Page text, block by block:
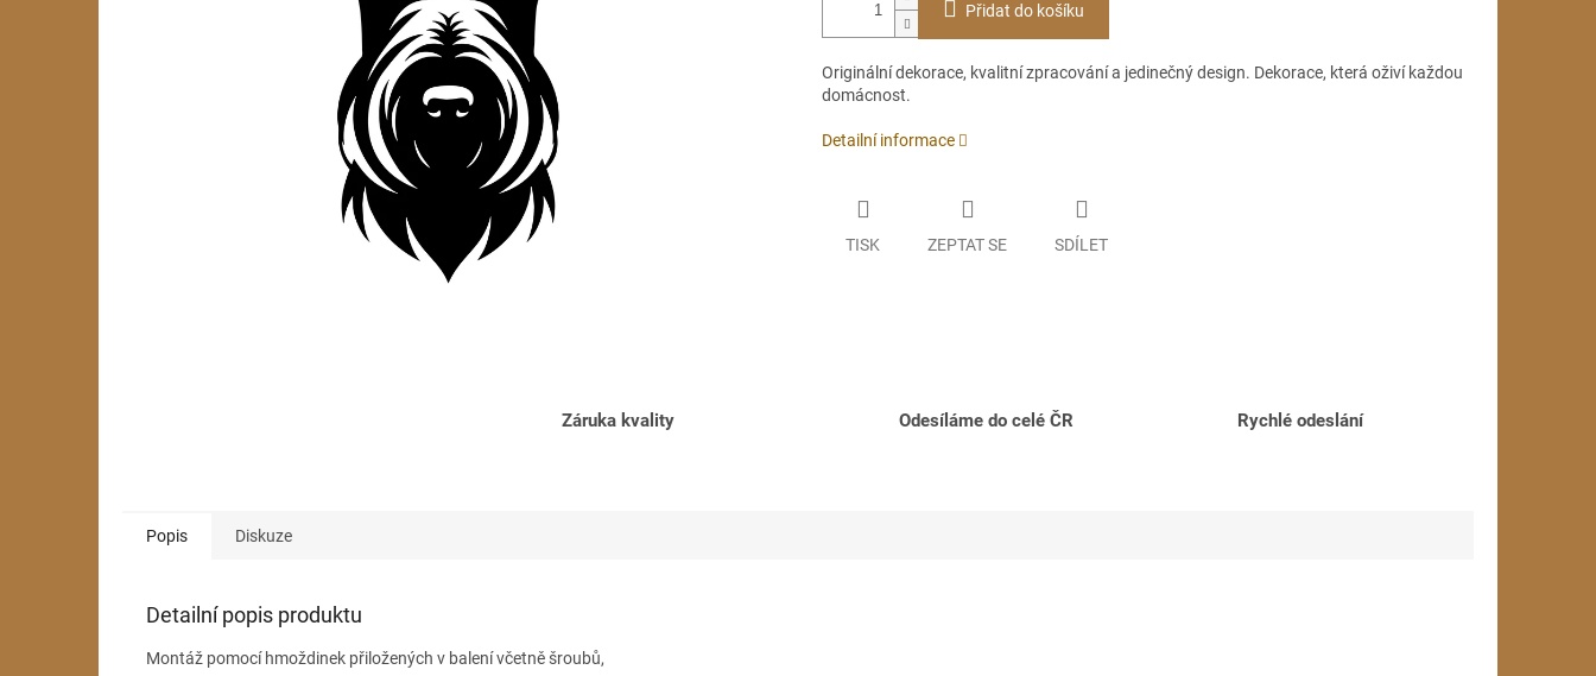
Přidat do košíku
Originální dekorace, kvalitní zpracování a jedinečný design. Dekorace, která oživí každou
domácnost.
Detailní informace
TISK ZEPTAT SE SDÍLET
Záruka kvality Odesíláme do celé ČR Rychlé odeslání
Popis Diskuze
Detailní popis produktu
Montáž pomocí hmoždinek přiložených v balení včetně šroubů,